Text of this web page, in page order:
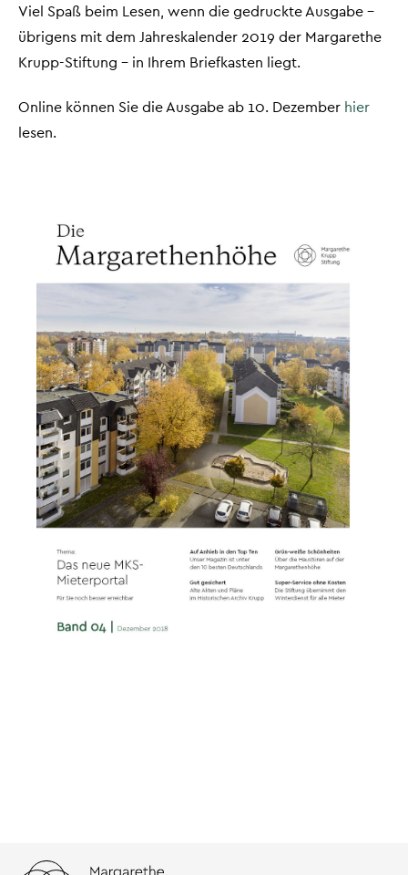
Viel Spaß beim Lesen, wenn die gedruckte Ausgabe –
übrigens mit dem Jahreskalender 2019 der Margarethe
Krupp-Stiftung – in Ihrem Briefkasten liegt.
Online können Sie die Ausgabe ab 10. Dezember hier
lesen.